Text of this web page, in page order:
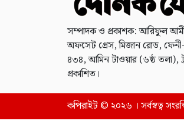
সম্পাদক ও প্রকাশক: আরিফুল
অফসেট প্রেস, মিজান রোড,
৪৩৪, আমিন টাওয়ার (৬ষ্ঠ তলা),
প্রকাশিত।
কপিরাইট © ২০২৬ । সর্বস্বত্ব